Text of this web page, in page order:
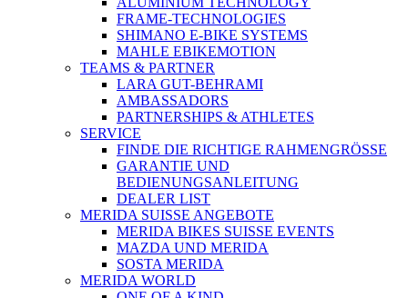
FRAME-TECHNOLOGIES
SHIMANO E-BIKE SYSTEMS
MAHLE EBIKEMOTION
TEAMS & PARTNER
LARA GUT-BEHRAMI
AMBASSADORS
PARTNERSHIPS & ATHLETES
SERVICE
FINDE DIE RICHTIGE RAHMENGRÖSSE
GARANTIE UND
BEDIENUNGSANLEITUNG
DEALER LIST
MERIDA SUISSE ANGEBOTE
MERIDA BIKES SUISSE EVENTS
MAZDA UND MERIDA
SOSTA MERIDA
MERIDA WORLD